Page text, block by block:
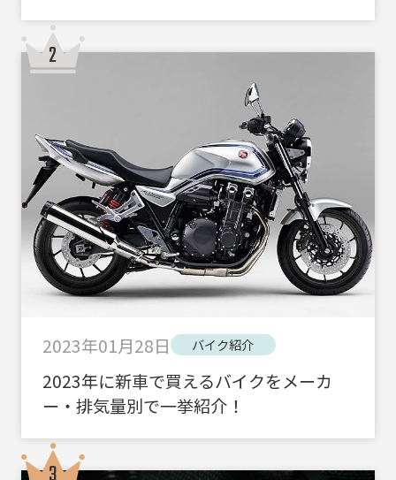
2023年01月28日 バイク紹介
2023年に新車で買えるバイクをメーカ
ー・排気量別で一挙紹介！